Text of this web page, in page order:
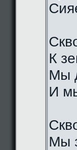
К
Мы
И
Мы